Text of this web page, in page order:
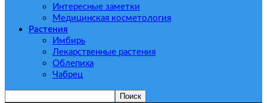
Интересные заметки
Медицинская косметология
Растения
Имбирь
Лекарственные растения
Облепиха
Чабрец